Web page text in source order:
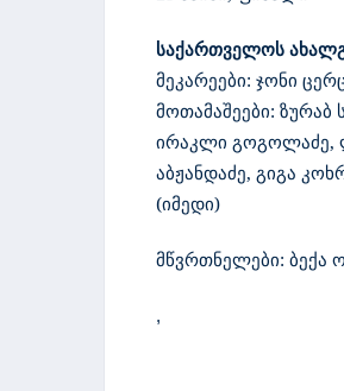
საქართველოს
მეკარეები: ჯონი
მოთამაშეები: ზურაბ
ირაკლი გოგოლაძე,
აბჟანდაძე, გიგა
(იმედი)
მწვრთნელები: ბექა
,